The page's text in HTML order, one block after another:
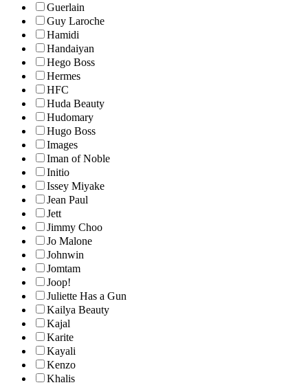
Guerlain
Guy Laroche
Hamidi
Handaiyan
Hego Boss
Hermes
HFC
Huda Beauty
Hudomary
Hugo Boss
Images
Iman of Noble
Initio
Issey Miyake
Jean Paul
Jett
Jimmy Choo
Jo Malone
Johnwin
Jomtam
Joop!
Juliette Has a Gun
Kailya Beauty
Kajal
Karite
Kayali
Kenzo
Khalis